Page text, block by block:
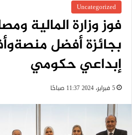
Uncategorized
فوز وزارة المالية
بجائزة أفضل
إبداعي حكومي
5 فبراير، 2024 11:37 صباحًا